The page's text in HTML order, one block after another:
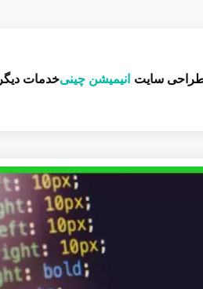
سایت انیمیشن چینیخدمات دیگر